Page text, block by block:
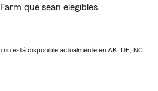
que sean elegibles.
está disponible actualmente en AK, DE, NC,